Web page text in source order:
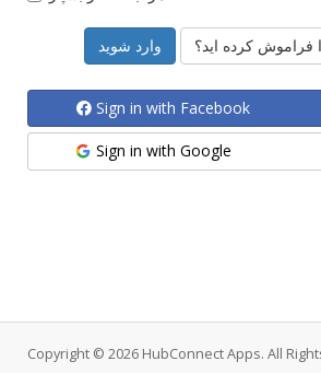
فراموش کرده اید؟
Sign in with Facebook
Sign in with Google
Copyright © 2026 HubConnect Apps. All